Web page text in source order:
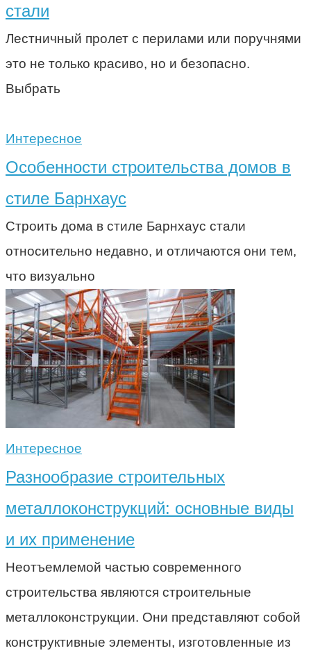
стали
Лестничный пролет с перилами или поручнями
это не только красиво, но и безопасно.
Выбрать
Интересное
Особенности строительства домов в
стиле Барнхаус
Строить дома в стиле Барнхаус стали
относительно недавно, и отличаются они тем,
что визуально
Интересное
Разнообразие строительных
металлоконструкций: основные виды
и их применение
Неотъемлемой частью современного
строительства являются строительные
металлоконструкции. Они представляют собой
конструктивные элементы, изготовленные из